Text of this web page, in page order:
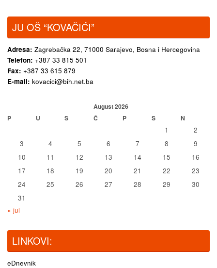
JU OŠ “KOVAČIĆI”
Adresa: Zagrebačka 22, 71000 Sarajevo, Bosna i Hercegovina
Telefon: +387 33 815 501
Fax: +387 33 615 879
E-mail: kovacici@bih.net.ba
August 2026
P
U S Č P S N
1
2
3
4 5 6 7 8
9
10
11 12 13 14 15
16
17
18 19 20 21 22
23
24
25 26 27 28 29
30
31
« jul
LINKOVI:
eDnevnik